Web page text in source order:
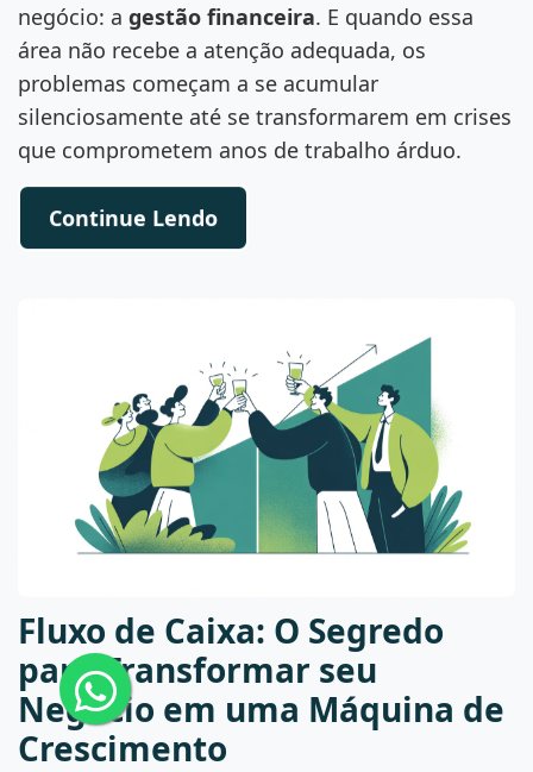
negócio: a gestão financeira. E quando essa
área não recebe a atenção adequada, os
problemas começam a se acumular
silenciosamente até se transformarem em crises
que comprometem anos de trabalho árduo.
Continue Lendo
Fluxo de Caixa: O Segredo
para Transformar seu
Negócio em uma Máquina de
Crescimento